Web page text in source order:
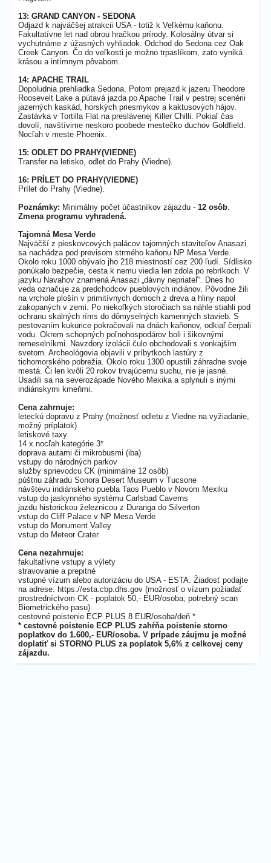
13: GRAND CANYON - SEDONA
Odjazd k najväčšej atrakcii USA - totiž k Veľkému kaňonu.
Fakultatívne let nad obrou hračkou prírody. Kolosálny útvar si
vychutnáme z úžasných vyhliadok. Odchod do Sedona cez Oak
Creek Canyon. Čo do veľkosti je možno trpaslíkom, zato vyniká
krásou a intímnym pôvabom.
14: APACHE TRAIL
Dopoludnia prehliadka Sedona. Potom prejazd k jazeru Theodore
Roosevelt Lake a pútavá jazda po Apache Trail v pestrej scenérii
jazerných kaskád, horských priesmykov a kaktusových hájov.
Zastávka v Tortilla Flat na preslávenej Killer Chilli. Pokiaľ čas
dovolí, navštívime neskoro poobede mestečko duchov Goldfield.
Nocľah v meste Phoenix.
15: ODLET DO PRAHY(VIEDNE)
Transfer na letisko, odlet do Prahy (Viedne).
16: PRÍLET DO PRAHY(VIEDNE)
Prílet do Prahy (Viedne).
Poznámky: Minimálny počet účastníkov zájazdu - 12 osôb.
Zmena programu vyhradená.
Tajomná Mesa Verde
Najväčší z pieskovcových palácov tajomných staviteľov Anasazi
sa nachádza pod previsom strmého kaňonu NP Mesa Verde.
Okolo roku 1000 obývalo jho 218 miestností cez 200 ľudí. Sídlisko
ponúkalo bezpečie, cesta k nemu viedla len zdola po rebríkoch. V
jazyku Navahov znamená Anasazi „dávny nepriateľ“. Dnes ho
veda označuje za predchodcov pueblových indiánov. Pôvodne žili
na vrchole plošín v primitívnych domoch z dreva a hliny napol
zakopaných v zemi. Po niekoľkých storočiach sa náhle stiahli pod
ochranu skalných ríms do dômyselných kamenných stavieb. S
pestovaním kukurice pokračovali na dnách kaňonov, odkiaľ čerpali
vodu. Okrem schopných poľnohospodárov boli i šikovnými
remeselníkmi. Navzdory izolácii čulo obchodovali s vonkajším
svetom. Archeológovia objavili v príbytkoch lastúry z
tichomorského pobrežia. Okolo roku 1300 opustili záhradne svoje
mestá. Či len kvôli 20 rokov trvajúcemu suchu, nie je jasné.
Usadili sa na severozápade Nového Mexika a splynuli s inými
indiánskymi kmeňmi.
Cena zahrnuje:
leteckú dopravu z Prahy (možnosť odletu z Viedne na vyžiadanie,
možný príplatok)
letiskové taxy
14 x nocľah kategórie 3*
doprava autami či mikrobusmi (iba)
vstupy do národných parkov
služby sprievodcu CK (minimálne 12 osôb)
púštnu záhradu Sonora Desert Museum v Tucsone
návštevu indiánskeho puebla Taos Pueblo v Novom Mexiku
vstup do jaskynného systému Carlsbad Caverns
jazdu historickou železnicou z Duranga do Silverton
vstup do Cliff Palace v NP Mesa Verde
vstup do Monument Valley
vstup do Meteor Crater
Cena nezahrnuje:
fakultatívne vstupy a výlety
stravovanie a prepitné
vstupné vízum alebo autorizáciu do USA - ESTA. Žiadosť podajte
na adrese: https://esta.cbp.dhs.gov (možnosť o vízum požiadať
prostredníctvom CK - poplatok 50,- EUR/osoba; potrebný scan
Biometrického pasu)
cestovné poistenie ECP PLUS 8 EUR/osoba/deň *
* cestovné poistenie ECP PLUS zahŕňa poistenie storno
poplatkov do 1.600,- EUR/osoba. V prípade záujmu je možné
doplatiť si STORNO PLUS za poplatok 5,6% z celkovej ceny
zájazdu.